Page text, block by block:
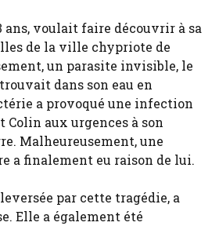
ans, voulait faire découvrir à sa
de la ville chypriote de
un parasite invisible, le
dans son eau en
a provoqué une infection
Colin aux urgences à son
Malheureusement, une
a finalement eu raison de lui.
par cette tragédie, a
Elle a également été